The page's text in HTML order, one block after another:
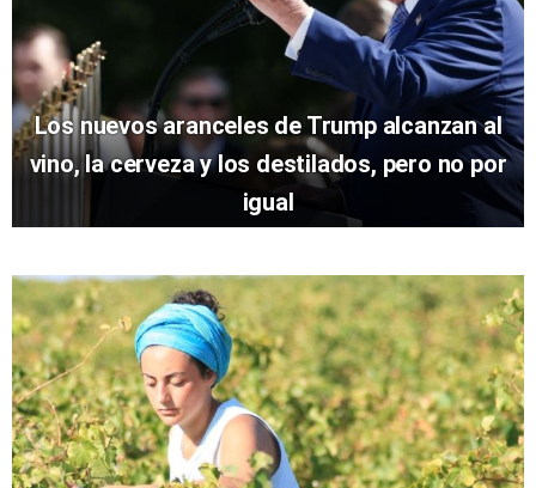
Los nuevos aranceles de Trump alcanzan al
vino, la cerveza y los destilados, pero no por
igual